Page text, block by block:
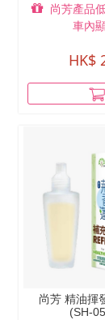
尚芳產品
車內
HK$
尚芳 精油揮
(SH-